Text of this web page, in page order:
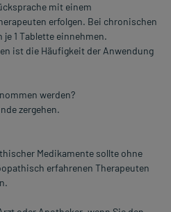
mit einem
erfolgen. Bei chronischen
1 Tablette einnehmen.
ist die Häufigkeit der Anwendung
werden?
zergehen.
Medikamente sollte ohne
erfahrenen Therapeuten